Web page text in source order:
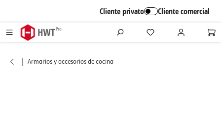
Cliente privato Cliente comercial
| Armarios y accesorios de cocina